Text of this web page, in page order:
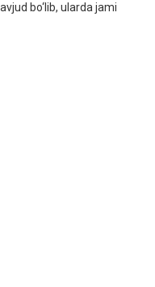
bo‘lib, ularda jami